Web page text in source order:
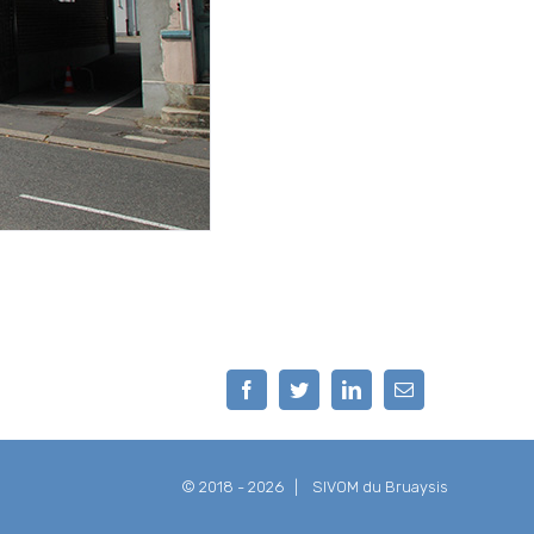
FacebookTwitterLinkedInEmail
© 2018 - 2026 | SIVOM du Bruaysis